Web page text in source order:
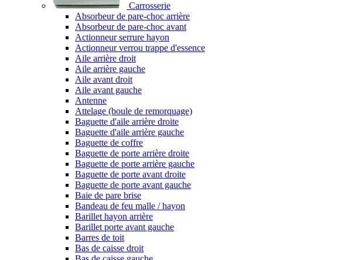
Carrosserie
Absorbeur de pare-choc arrière
Absorbeur de pare-choc avant
Actionneur serrure hayon
Actionneur verrou trappe d'essence
Aile arrière droit
Aile arrière gauche
Aile avant droit
Aile avant gauche
Antenne
Attelage (boule de remorquage)
Baguette d'aile arrière droite
Baguette d'aile arrière gauche
Baguette de coffre
Baguette de porte arrière droite
Baguette de porte arrière gauche
Baguette de porte avant droite
Baguette de porte avant gauche
Baie de pare brise
Bandeau de feu malle / hayon
Barillet hayon arrière
Barillet porte avant gauche
Barres de toit
Bas de caisse droit